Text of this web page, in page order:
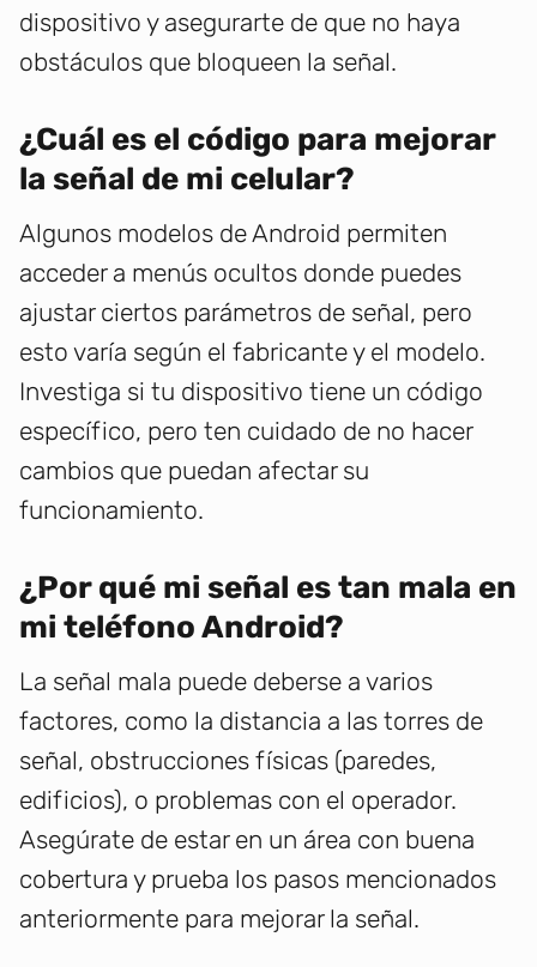
dispositivo y asegurarte de que no haya
obstáculos que bloqueen la señal.
¿Cuál es el código para mejorar
la señal de mi celular?
Algunos modelos de Android permiten
acceder a menús ocultos donde puedes
ajustar ciertos parámetros de señal, pero
esto varía según el fabricante y el modelo.
Investiga si tu dispositivo tiene un código
específico, pero ten cuidado de no hacer
cambios que puedan afectar su
funcionamiento.
¿Por qué mi señal es tan mala en
mi teléfono Android?
La señal mala puede deberse a varios
factores, como la distancia a las torres de
señal, obstrucciones físicas (paredes,
edificios), o problemas con el operador.
Asegúrate de estar en un área con buena
cobertura y prueba los pasos mencionados
anteriormente para mejorar la señal.